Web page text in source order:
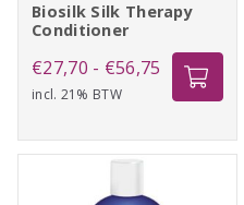
Biosilk Silk Therapy
Conditioner
€27,70 - €56,75 Prijsklasse:
€27,70
€56,75
incl. 21% BTW